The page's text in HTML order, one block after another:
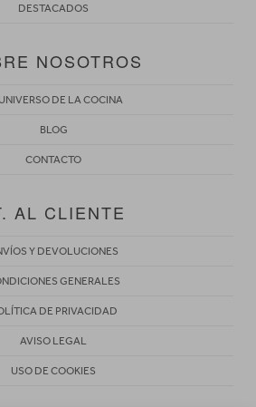
DESTACADOS
NOSOTROS
DE LA COCINA
BLOG
CONTACTO
AL CLIENTE
Y DEVOLUCIONES
GENERALES
DE PRIVACIDAD
AVISO LEGAL
USO DE COOKIES